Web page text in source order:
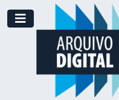
Skip to main content
Toggle navigation